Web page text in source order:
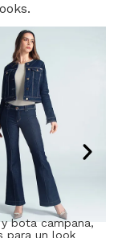
bota campana,
para un look